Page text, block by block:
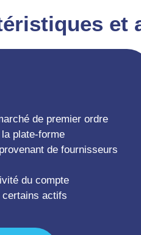
et
de premier ordre
plate-forme
de fournisseurs
du compte
certains actifs